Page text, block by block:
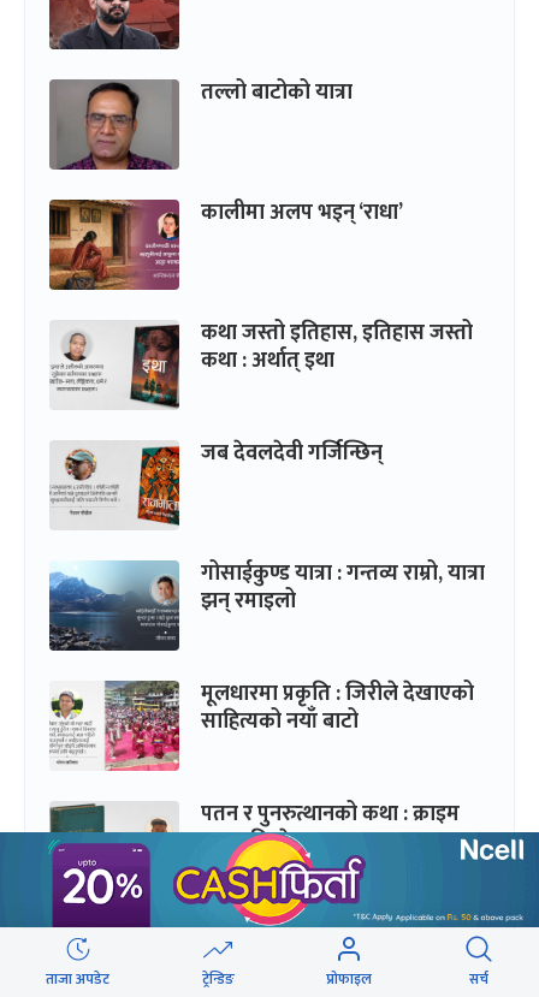
तल्लो बाटोको यात्रा
कालीमा अलप भइन् ‘राधा’
कथा जस्तो इतिहास, इतिहास जस्तो
कथा : अर्थात् इथा
जब देवलदेवी गर्जिन्छिन्
गोसाईकुण्ड यात्रा : गन्तव्य राम्रो, यात्रा
झन् रमाइलो
मूलधारमा प्रकृति : जिरीले देखाएको
साहित्यको नयाँ बाटो
पतन र पुनरुत्थानको कथा : क्राइम
एण्ड पनिस्मेन्ट
ताजा अपडेट ट्रेन्डिङ प्रोफाइल सर्च